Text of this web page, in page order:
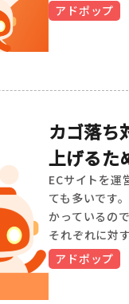
アドポップ
カゴ落ち
上げるた
ECサイトを運
ても多いです
かっているの
それぞれに対
アドポップ